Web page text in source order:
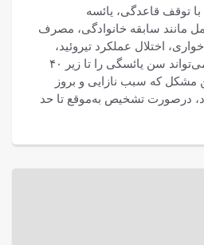
با توقف قاعدگی، یائسه
مانند سابقه خانوادگی، مصرف
اختلال عملکرد تیروئید،
لاغری شدید، صرع و... می‌تواند سن یائسگی را تا زیر ۴۰
مشکل که سبب نازایی و بروز
درصورت تشخیص به‌موقع تا حد